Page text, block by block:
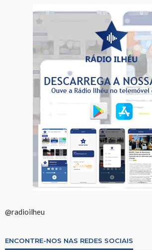
@radioilheu
ENCONTRE-NOS NAS REDES SOCIAIS